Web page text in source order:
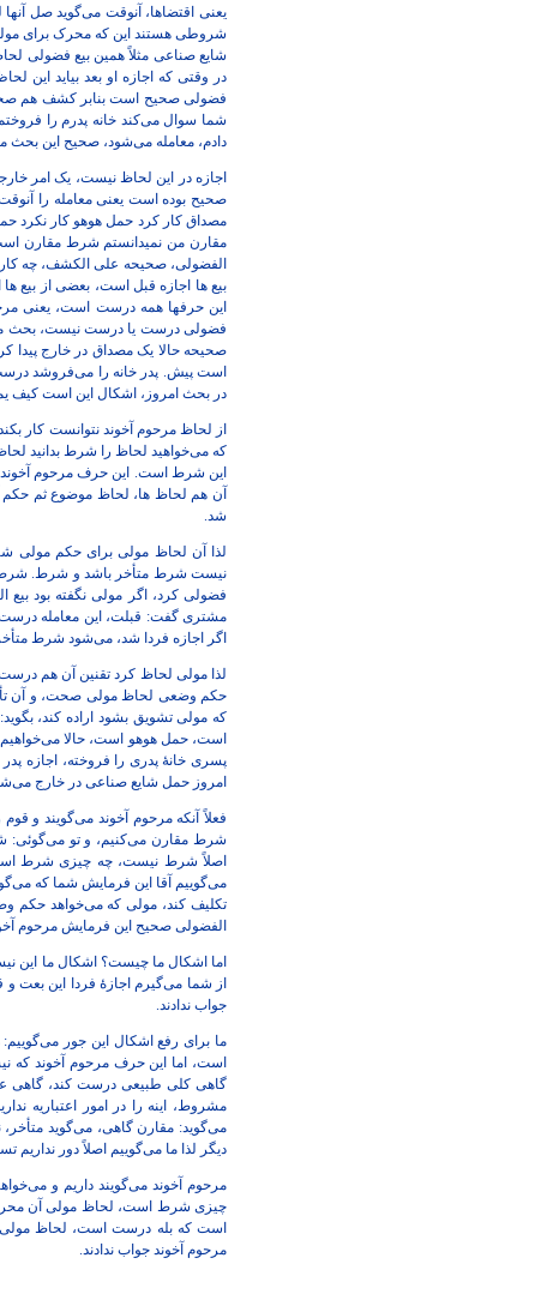
یعنی اقتضاها، آنوقت می‌گوید صل
شروطی هستند این که محرک برای
شایع صناعی مثلاً همین بیع فضولی
در وقتی که اجازه او بعد بیاید
فضولی صحیح است بنابر کشف هم
شما سوال می‌کند خانه پدرم را
دادم، معامله می‌شود، صحیح این بحث
اجازه در این لحاظ نیست، یک امر
صحیح بوده است یعنی معامله را
مصداق کار کرد حمل هوهو کار
مقارن من نمیدانستم شرط مقارن است
الفضولی، صحیحه علی الکشف، چه کار
بیع ها اجازه قبل است، بعضی از بیع
این حرفها همه درست است، یعنی
فضولی درست یا درست نیست، بحث ما
صحیحه حالا یک مصداق در خارج
است پیش. پدر خانه را می‌فروشد
در بحث امروز، اشکال این است کیف
از لحاظ مرحوم آخوند نتوانست کار
که می‌خواهید لحاظ را شرط بدانید
این شرط است. این حرف مرحوم
آن هم لحاظ ها، لحاظ موضوع ثم
شد.
لذا آن لحاظ مولی برای حکم
نیست شرط متأخر باشد و شرط. شرط
فضولی کرد، اگر مولی نگفته بود
مشتری گفت: قبلت، این معامله درست
اگر اجازه فردا شد، می‌شود شرط متأخر
لذا مولی لحاظ کرد تقنین آن هم
حکم وضعی لحاظ مولی صحت، و آن
که مولی تشویق بشود اراده کند،
است، حمل هوهو است، حالا می‌خواهیم
پسری خانۀ پدری را فروخته، اجازه
امروز حمل شایع صناعی در خارج
فعلاً آنکه مرحوم آخوند می‌گویند و
شرط مقارن می‌کنیم، و تو می‌گوئی:
اصلاً شرط نیست، چه چیزی شرط
می‌گوییم آقا این فرمایش شما که
تکلیف کند، مولی که می‌خواهد حکم
الفضولی صحیح این فرمایش
اما اشکال ما چیست؟ اشکال ما این
از شما می‌گیرم اجازۀ فردا این بعت
جواب ندادند.
ما برای رفع اشکال این جور
است، اما این حرف مرحوم آخوند که
گاهی کلی طبیعی درست کند، گاهی
مشروط، اینه را در امور اعتباریه
می‌گوید: مقارن گاهی، می‌گوید متأخر،
دیگر لذا ما می‌گوییم اصلاً دور
مرحوم آخوند می‌گویند داریم و
چیزی شرط است، لحاظ مولی آن محرک
است که بله درست است، لحاظ مولی
مرحوم آخوند جواب ندادند.